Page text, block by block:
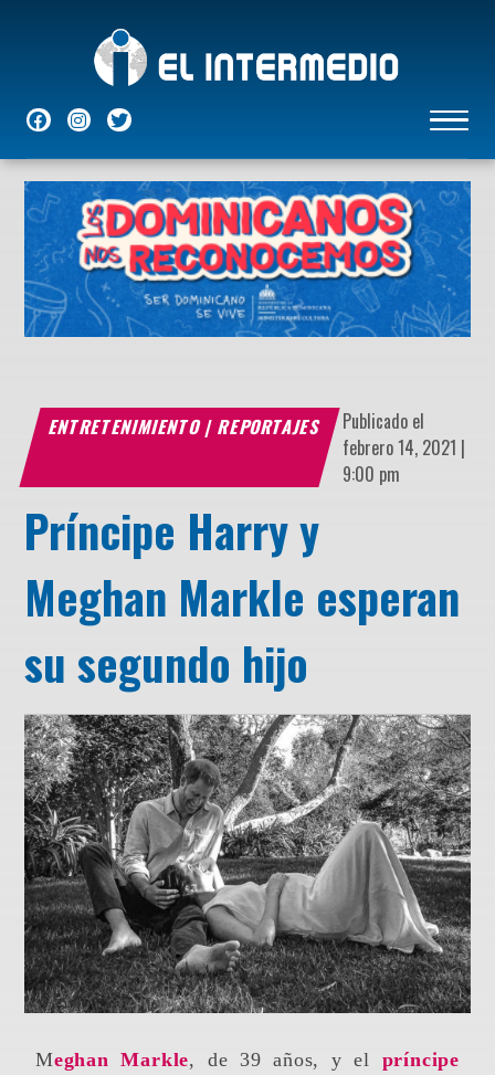
NACIONALES INTERNACIONALESECONÓMICASDEPORTES ENTRETENIMIENTO
ENTRETENIMIENTO| REPORTAJES
Publicado el
febrero 14, 2021 |
9:00 pm
Príncipe Harry y
Meghan Markle esperan
su segundo hijo
Meghan Markle, de 39 años, y el príncipe